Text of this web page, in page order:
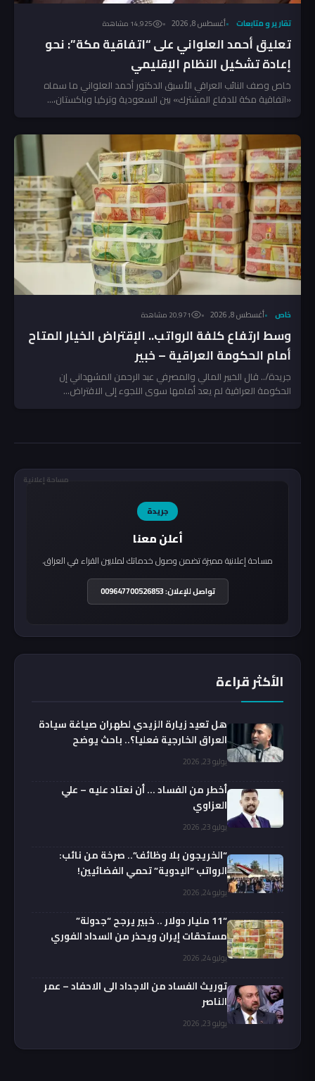
تقارير و متابعات أغسطس 8, 2026 14٬925 مشاهدة
تعليق أحمد العلواني على “اتفاقية مكة”: نحو
إعادة تشكيل النظام الإقليمي
خاص وصف النائب العراقي الأسبق الدكتور أحمد العلواني ما سماه
«اتفاقية مكة للدفاع المشترك» بين السعودية وتركيا وباكستان،...
خاص أغسطس 8, 2026 20٬971 مشاهدة
وسط ارتفاع كلفة الرواتب.. الإقتراض الخيار المتاح
أمام الحكومة العراقية – خبير
جريدة/.. قال الخبير المالي والمصرفي عبد الرحمن المشهداني إن
الحكومة العراقية لم يعد أمامها سوى اللجوء إلى الاقتراض...
مساحة إعلانية
جريدة
أعلن معنا
مساحة إعلانية مميزة تضمن وصول خدماتك لملايين القراء في العراق.
تواصل للإعلان: 009647700526853
الأكثر قراءة
هل تعيد زيارة الزيدي لطهران صياغة سيادة
العراق الخارجية فعليا؟.. باحث يوضح
يوليو 23, 2026
أخطر من الفساد … أن نعتاد عليه – علي
العزاوي
يوليو 23, 2026
“الخريجون بلا وظائف”.. صرخة من نائب:
الرواتب “اليدوية” تحمي الفضائيين!
يوليو 24, 2026
“11 مليار دولار .. خبير يرجح “جدولة”
مستحقات إيران ويحذر من السداد الفوري
يوليو 24, 2026
توريث الفساد من الاجداد الى الاحفاد – عمر
الناصر
يوليو 23, 2026